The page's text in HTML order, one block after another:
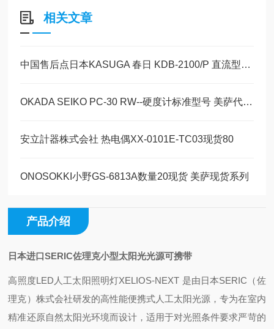
相关文章
中国售后点日本KASUGA 春日 KDB-2100/P 直流型离子风棒
OKADA SEIKO PC-30 RW--硬度计标准型号 美萨代理系列
安立計器株式会社 热电偶XX-0101E-TC03现货80
ONOSOKKI小野GS-6813A数量20现货 美萨现货系列
产品介绍
日本进口SERIC佐理克小型太阳光光源可携带
高照度LED人工太阳照明灯XELIOS-NEXT‌ 是由日本SERIC（佐
理克）株式会社研发的高性能便携式人工太阳光源，专为在室内
精准还原自然太阳光环境而设计，适用于对光照条件要求严苛的